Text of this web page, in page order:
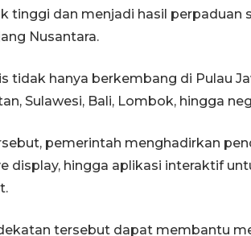
tinggi dan menjadi hasil perpaduan
Nusantara.
tidak hanya berkembang di Pulau
Sulawesi, Bali, Lombok, hingga
pemerintah menghadirkan
display, hingga aplikasi interaktif
tersebut dapat membantu